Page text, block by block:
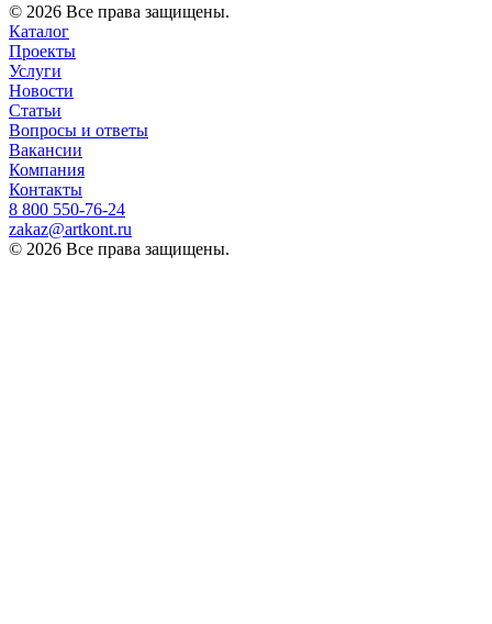
© 2026 Все права защищены.
Каталог
Проекты
Услуги
Новости
Статьи
Вопросы и ответы
Вакансии
Компания
Контакты
8 800 ‎550-76-24
zakaz@artkont.ru
© 2026 Все права защищены.